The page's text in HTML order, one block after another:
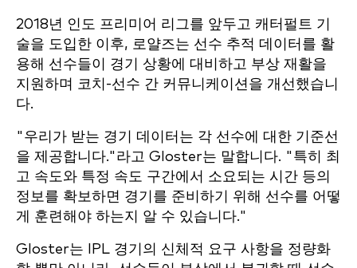
2018년 인도 프리미어 리그를 앞두고 캐터펄트 기
술을 도입한 이후, 로얄즈는 선수 추적 데이터를 활
용해 선수들이 경기 상황에 대비하고 부상 재활을
지원하며 코치-선수 간 커뮤니케이션을 개선했습니
다.
"우리가 받는 경기 데이터는 각 선수에 대한 기준선
을 제공합니다."라고 Gloster는 말합니다. "특히 최
고 속도와 특정 속도 구간에서 소요되는 시간 등의
정보를 확보하면 경기를 준비하기 위해 선수를 어떻
게 훈련해야 하는지 알 수 있습니다."
Gloster는 IPL 경기의 신체적 요구 사항을 정량화